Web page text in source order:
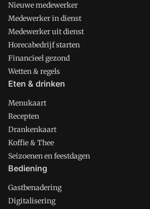
Nieuwe medewerker
Medewerker in dienst
Medewerker uit dienst
Horecabedrijf starten
Financieel gezond
Wetten & regels
Eten & drinken
Menukaart
Recepten
Drankenkaart
Koffie & Thee
Seizoenen en feestdagen
Bediening
Gastbenadering
Digitalisering